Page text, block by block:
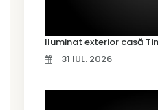
31 IUL. 2026